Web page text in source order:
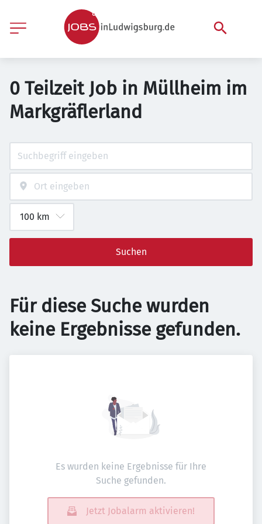
0 Teilzeit Job in Müllheim im
Markgräflerland
Suchen
Für diese Suche wurden
keine Ergebnisse gefunden.
Es wurden keine Ergebnisse für Ihre
Suche gefunden.
Jetzt Jobalarm aktivieren!